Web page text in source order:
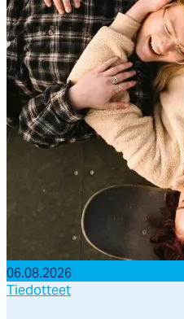
06.08.2026
Tiedotteet